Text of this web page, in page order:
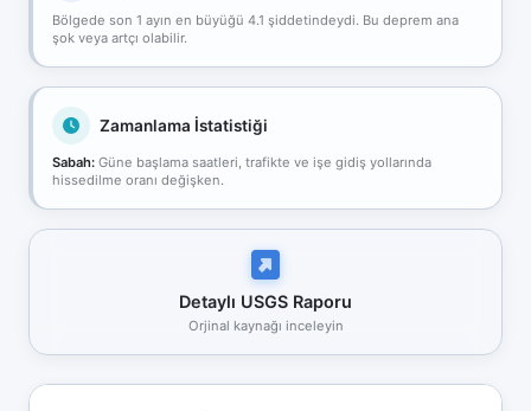
Bölgede son 1 ayın en büyüğü 4.1 şiddetindeydi. Bu deprem ana
şok veya artçı olabilir.
Zamanlama İstatistiği
Sabah: Güne başlama saatleri, trafikte ve işe gidiş yollarında
hissedilme oranı değişken.
Detaylı USGS Raporu
Orjinal kaynağı inceleyin